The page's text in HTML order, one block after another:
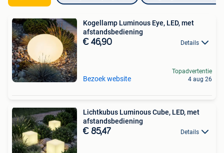
Kogellamp Luminous Eye, LED, met
afstandsbediening
€ 46,90 Details
Bezoek website
Topadvertentie
4 aug 26
Lichtkubus Luminous Cube, LED, met
afstandsbediening
€ 85,47 Details